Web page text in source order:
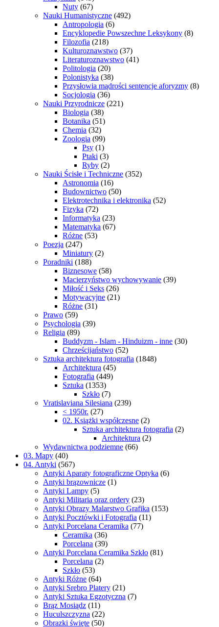
Nuty (67)
Nauki Humanistyczne (492)
Antropologia (6)
Encyklopedie Powszechne Leksykony (8)
Filozofia (218)
Kulturoznawstwo (37)
Literaturoznawstwo (41)
Politologia (20)
Polonistyka (38)
Przysłowia mądrości sentencje aforyzmy (8)
Socjologia (36)
Nauki Przyrodnicze (221)
Biologia (38)
Botanika (51)
Chemia (32)
Zoologia (99)
Psy (1)
Ptaki (3)
Ryby (2)
Nauki Ścisłe i Techniczne (352)
Astronomia (16)
Budownictwo (50)
Elektrotechnika i elektronika (52)
Fizyka (72)
Informatyka (23)
Matematyka (67)
Różne (53)
Poezja (247)
Miniatury (2)
Poradniki (188)
Biznesowe (58)
Macierzyństwo wychowywanie (39)
Miłość i Seks (26)
Motywacyjne (21)
Różne (31)
Prawo (59)
Psychologia (39)
Religia (89)
Buddyzm - Islam - Hinduizm - inne (30)
Chrześcijaństwo (52)
Sztuka architektura fotografia (1848)
Architektura (45)
Fotografia (449)
Sztuka (1353)
Szkło (7)
Vratislaviana Silesiana (239)
< 1950r. (27)
02. Książki współczesne (2)
Sztuka architektura fotografia (2)
Architektura (2)
Wydawnictwa podziemne (66)
03. Mapy (40)
04. Antyki (567)
Antyki Aparaty fotograficzne Optyka (6)
Antyki brązownicze (1)
Antyki Lampy (5)
Antyki Militaria oraz ordery (23)
Antyki Obrazy Malarstwo Grafika (153)
Antyki Pocztówki i Fotografia (11)
Antyki Porcelana Ceramika (77)
Ceramika (36)
Porcelana (39)
Antyki Porcelana Ceramika Szkło (81)
Porcelana (2)
Szkło (53)
Antyki Różne (64)
Antyki Srebro Platery (21)
Antyki Sztuka Egzotyczna (7)
Brąz Mosiądz (11)
Huculszczyzna (22)
Obrazki święte (50)